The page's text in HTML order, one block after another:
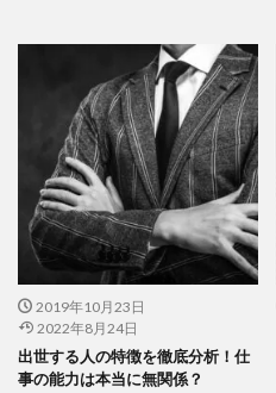
2019年10月23日
2022年8月24日
出世する人の特徴を徹底分析！仕
事の能力は本当に無関係？